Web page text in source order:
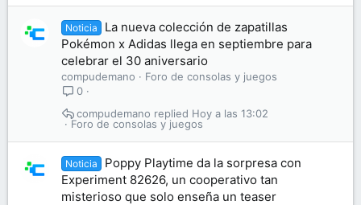
Noticia
La nueva colección de zapatillas
Pokémon x Adidas llega en septiembre para
celebrar el 30 aniversario
compudemano
Foro de consolas y juegos
0
Foro de consolas y juegos
Hoy a las 13:02
compudemano
Noticia
Poppy Playtime da la sorpresa con
Experiment 82626, un cooperativo tan
misterioso que solo enseña un teaser